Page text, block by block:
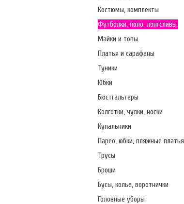
Костюмы, комплекты
Футболки, поло, лонгсливы
Майки и топы
Платья и сарафаны
Туники
Юбки
Бюстгальтеры
Колготки, чулки, носки
Купальники
Парео, юбки, пляжные платья
Трусы
Броши
Бусы, колье, воротнички
Головные уборы